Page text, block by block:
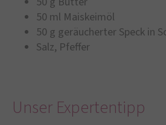
50 ml Maiskeimöl
50 g geräucherter Speck in
Salz, Pfeffer
Unser Expertentipp